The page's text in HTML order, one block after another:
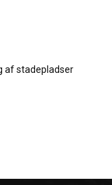
af stadepladser